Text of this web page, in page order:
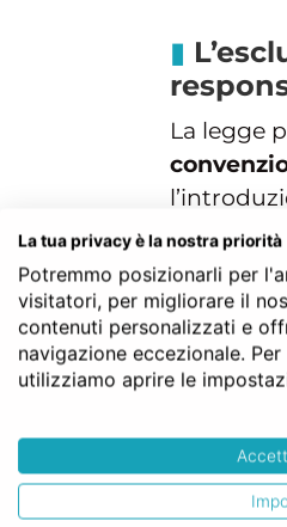
La legge
sancito
essere
anche
Le
Una
abbia
La tua privacy è la nostra priorità
Potremmo posizionarli per
visitatori, per migliorare il
contenuti personalizzati e
navigazione eccezionale.
utilizziamo aprire le